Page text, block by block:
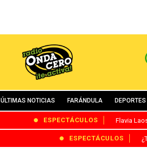
ÚLTIMAS NOTICIAS FARÁNDULA DEPORTES
ESPECTÁCULOS Flavia
ESPECTÁCULOS